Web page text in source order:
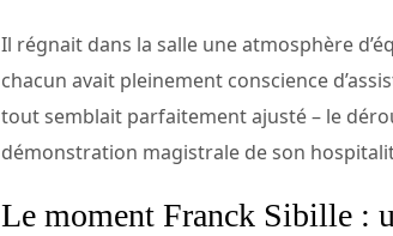
Il régnait dans la salle une atmosphère
chacun avait pleinement conscience
tout semblait parfaitement ajusté – le
démonstration magistrale de son
Le moment Franck Sibille :